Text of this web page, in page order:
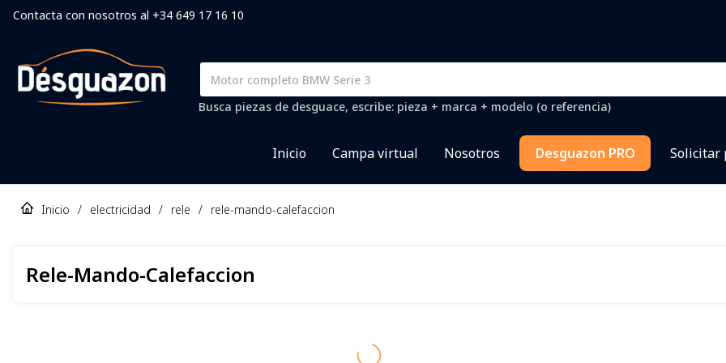
Contacta con nosotros al +34 649 17 16 10
Busca piezas de desguace, escribe: pieza + marca + modelo (o referencia)
Inicio Campa virtual Nosotros Desguazon PRO Solicitar
Inicio / electricidad / rele / rele-mando-calefaccion
Rele-Mando-Calefaccion